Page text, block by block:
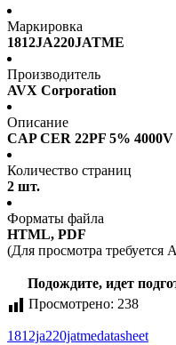
Маркировка
1812JA220JATME
Производитель
AVX Corporation
Описание
CAP CER 22PF 5% 4000V
Количество страниц
2 шт.
Форматы файла
HTML, PDF
(Для просмотра требуется
Подождите, идет
Просмотрено: 238
1812ja220jatmedatasheet